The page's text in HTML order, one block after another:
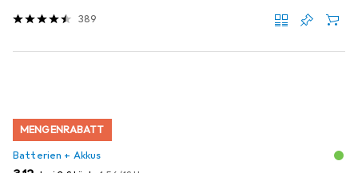
389
MENGENRABATT
Batterien + Akkus